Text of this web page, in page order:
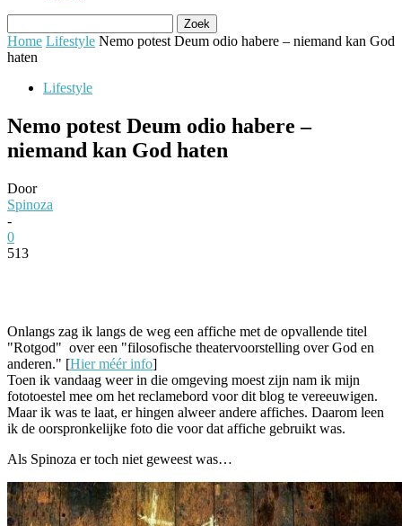
Home Lifestyle Nemo potest Deum odio habere – niemand kan God
haten
Lifestyle
Nemo potest Deum odio habere –
niemand kan God haten
Door
Spinoza
-
0
513
Onlangs zag ik langs de weg een affiche met de opvallende titel
"Rotgod" over een "filosofische theatervoorstelling over God en
anderen." [Hier méér info]
Toen ik vandaag weer in die omgeving moest zijn nam ik mijn
fototoestel mee om het reclamebord voor dit blog te vereeuwigen.
Maar ik was te laat, er hingen alweer andere affiches. Daarom leen
ik de oorspronkelijke foto die voor dat affiche gebruikt was.
Als Spinoza er toch niet geweest was…